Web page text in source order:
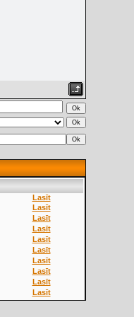
Lasīt
Lasīt
Lasīt
Lasīt
Lasīt
Lasīt
Lasīt
Lasīt
Lasīt
Lasīt